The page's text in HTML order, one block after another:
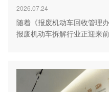
2026.07.24
随着《报废机动车回收管理
报废机动车拆解行业正迎来